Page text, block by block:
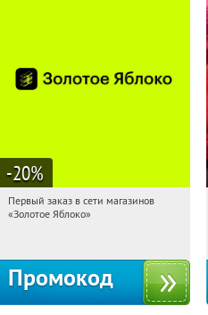
-20%
07:40:22
Получи первым!
Первый заказ в сети магазинов
«Золотое Яблоко»
Промокод